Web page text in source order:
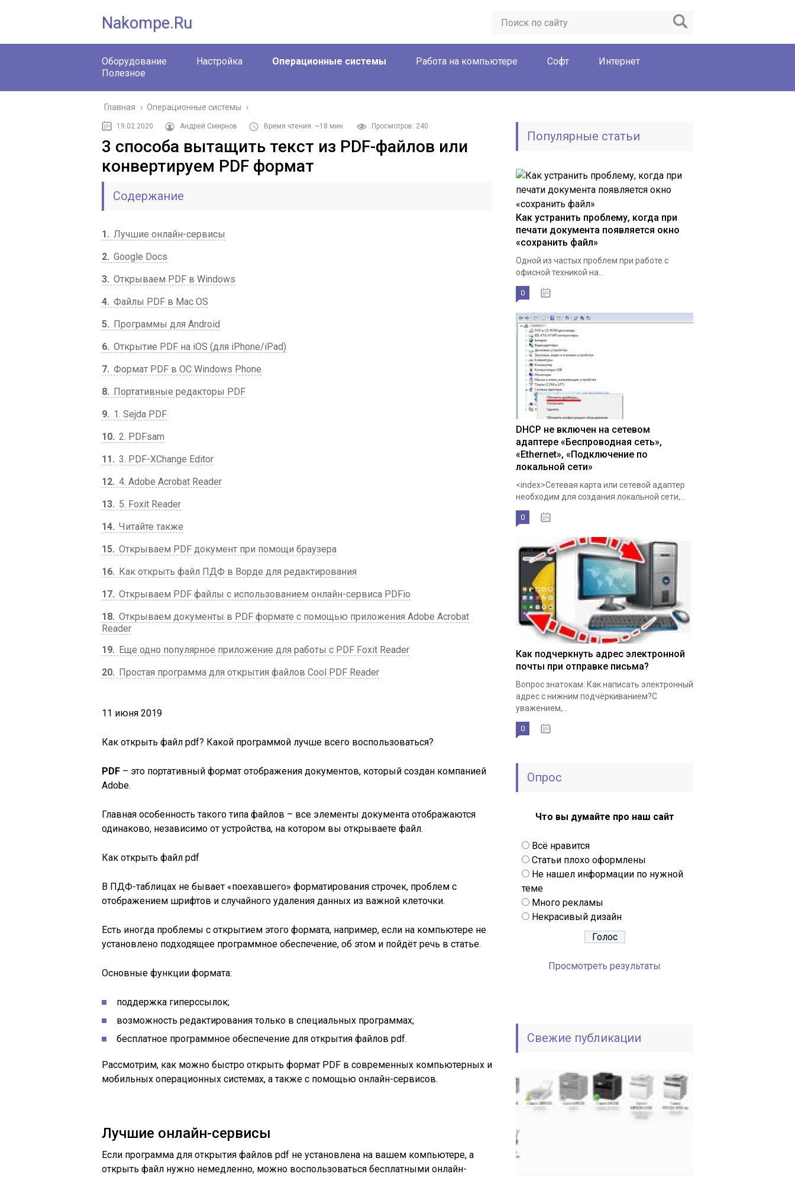
Nakompe.ru
Оборудование Настройка Операционные системы Работа на компьютере Софт
Интернет
Полезное
Главная › Операционные системы ›
19.02.2020 Андрей Смирнов Время чтения: ~18 мин. Просмотров: 240
3 способа вытащить текст из PDF-файлов или
конвертируем PDF формат
Содержание
1
Лучшие онлайн-сервисы
2 Google Docs
3 Открываем PDF в Windows
4 Файлы PDF в Mac OS
5
Программы для Android
6 Открытие PDF на iOS (для iPhone/iPad)
7 Формат PDF в ОС Windows Phone
8
Портативные редакторы PDF
9
1. Sejda PDF
10 2. PDFsam
11
3. PDF-XChange Editor
12 4. Adobe Acrobat Reader
13
5. Foxit Reader
14 Читайте также
15 Открываем PDF документ при помощи браузера
16
Как открыть файл ПДФ в Ворде для редактирования
17 Открываем PDF файлы с использованием онлайн-сервиса PDFio
18 Открываем документы в PDF формате с помощью приложения Adobe Acrobat
Reader
19
Еще одно популярное приложение для работы с PDF Foxit Reader
20
Простая программа для открытия файлов Cool PDF Reader
11 июня 2019
Как открыть файл pdf? Какой программой лучше всего воспользоваться?
PDF – это портативный формат отображения документов, который создан компанией
Adobe.
Главная особенность такого типа файлов – все элементы документа отображаются
одинаково, независимо от устройства, на котором вы открываете файл.
Как открыть файл pdf
В ПДФ-таблицах не бывает «поехавшего» форматирования строчек, проблем с
отображением шрифтов и случайного удаления данных из важной клеточки.
Есть иногда проблемы с открытием этого формата, например, если на компьютере не
установлено подходящее программное обеспечение, об этом и пойдёт речь в статье.
Основные функции формата:
поддержка гиперссылок;
возможность редактирования только в специальных программах;
бесплатное программное обеспечение для открытия файлов pdf.
Рассмотрим, как можно быстро открыть формат PDF в современных компьютерных и
мобильных операционных системах, а также с помощью онлайн-сервисов.
Лучшие онлайн-сервисы
Если программа для открытия файлов pdf не установлена на вашем компьютере, а
открыть файл нужно немедленно, можно воспользоваться бесплатными онлайн-
Популярные статьи
Как устранить проблему, когда при
печати документа появляется окно
«сохранить файл»
Одной из частых проблем при работе с
офисной техникой на...
0
DHCP не включен на сетевом
адаптере «Беспроводная сеть»,
«Ethernet», «Подключение по
локальной сети»
<index>Сетевая карта или сетевой адаптер
необходим для создания локальной сети,...
0
Как подчеркнуть адрес электронной
почты при отправке письма?
Вопрос знатокам: Как написать электронный
адрес с нижним подчёркиванием?С
уважением,...
0
Опрос
Что вы думайте про наш сайт
Всё нравится
Статьи плохо оформлены
Не нашел информации по нужной
теме
Много рекламы
Некрасивый дизайн
Просмотреть результаты
Свежие публикации